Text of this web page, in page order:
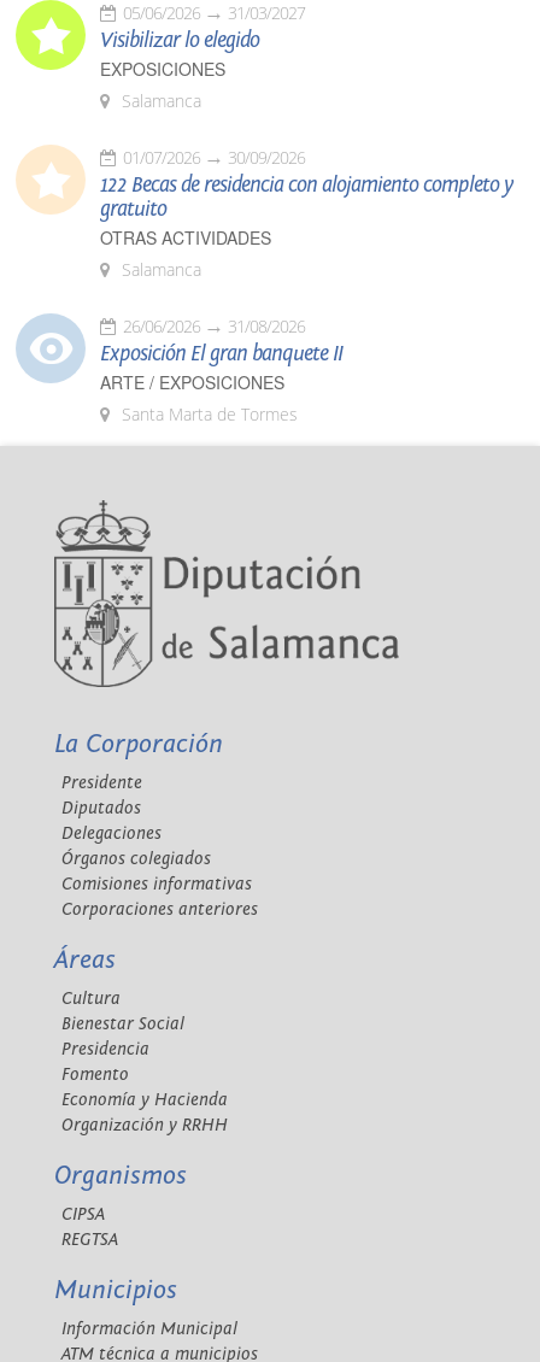
05/06/2026 31/03/2027
Visibilizar lo elegido
EXPOSICIONES
Salamanca
01/07/2026 30/09/2026
122 Becas de residencia con alojamiento completo y
gratuito
OTRAS ACTIVIDADES
Salamanca
26/06/2026 31/08/2026
Exposición El gran banquete II
ARTE / EXPOSICIONES
Santa Marta de Tormes
La Corporación
Presidente
Diputados
Delegaciones
Órganos colegiados
Comisiones informativas
Corporaciones anteriores
Áreas
Cultura
Bienestar Social
Presidencia
Fomento
Economía y Hacienda
Organización y RRHH
Organismos
CIPSA
REGTSA
Municipios
Información Municipal
ATM técnica a municipios